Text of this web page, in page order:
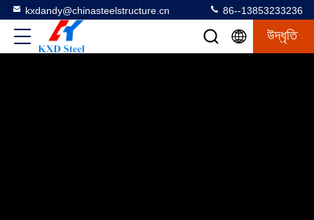
kxdandy@chinasteelstructure.cn 86--13853233236
উদ্ধৃতি